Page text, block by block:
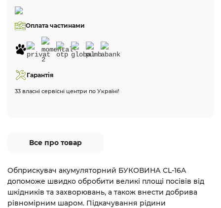
Оплата частинами
Гарантія
33 власні сервісні центри по Україні!
Все про товар
Обприскувач акумуляторний БУКОВИНА CL-16A
допоможе швидко обробити великі площі посівів від
шкідників та захворювань, а також внести добрива
рівномірним шаром. Підкачування рідини